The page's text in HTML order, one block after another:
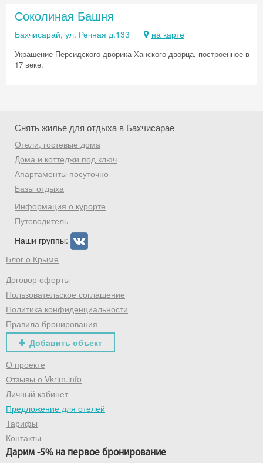
Соколиная Башня
Бахчисарай, ул. Речная д.133 на карте
Украшение Персидского дворика Ханского дворца, построенное в
17 веке.
Снять жилье для отдыха в Бахчисарае
Отели, гостевые дома
Дома и коттеджи под ключ
Апартаменты посуточно
Базы отдыха
Информация о курорте
Путеводитель
Наши группы:
Блог о Крыме
Договор оферты
Пользовательское соглашение
Политика конфиденциальности
Правила бронирования
Добавить объект
О проекте
Отзывы о Vkrim.info
Личный кабинет
Предложение для отелей
Тарифы
Контакты
Дарим -5% на первое бронирование